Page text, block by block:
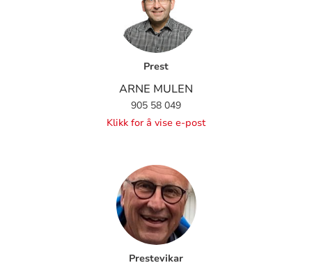
Prest
ARNE MULEN
905 58 049
Klikk for å vise e-post
Prestevikar